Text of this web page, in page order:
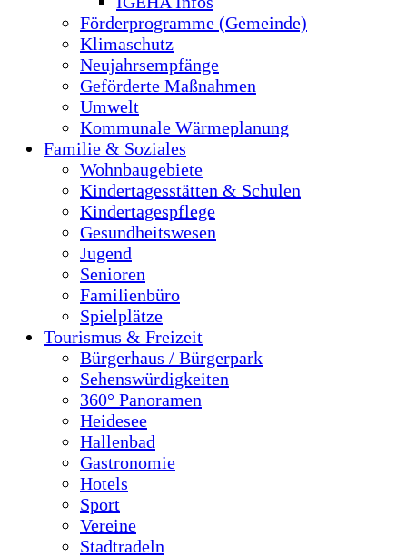
Förderprogramme (Gemeinde)
Klimaschutz
Neujahrsempfänge
Geförderte Maßnahmen
Umwelt
Kommunale Wärmeplanung
Familie & Soziales
Wohnbaugebiete
Kindertagesstätten & Schulen
Kindertagespflege
Gesundheitswesen
Jugend
Senioren
Familienbüro
Spielplätze
Tourismus & Freizeit
Bürgerhaus / Bürgerpark
Sehenswürdigkeiten
360° Panoramen
Heidesee
Hallenbad
Gastronomie
Hotels
Sport
Vereine
Stadtradeln